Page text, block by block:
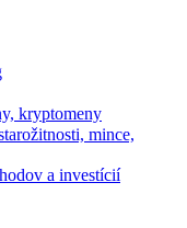
kryptomeny
mince,
a investícií